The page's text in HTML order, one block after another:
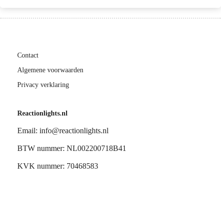
Contact
Algemene voorwaarden
Privacy verklaring
Reactionlights.nl
Email: info@reactionlights.nl
BTW nummer: NL002200718B41
KVK nummer: 70468583